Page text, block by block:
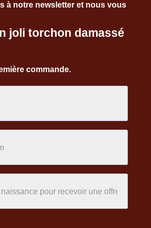
à notre newsletter et nous vous
joli torchon damassé
commande.